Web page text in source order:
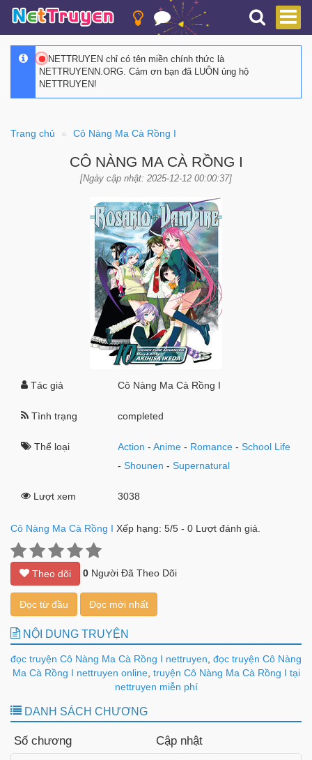
NETTRUYEN chỉ có tên miền chính thức là
NETTRUYENN.ORG. Cảm ơn bạn đã LUÔN ủng hộ
NETTRUYEN!
Trang chủ Cô Nàng Ma Cà Rồng I
CÔ NÀNG MA CÀ RỒNG I
[Ngày cập nhật: 2025-12-12 00:00:37]
Tác giả Cô Nàng Ma Cà Rồng I
Tình trạng completed
Thể loại Action -Anime - Romance -School Life
-Shounen -Supernatural
Lượt xem 3038
Cô Nàng Ma Cà Rồng I Xếp hạng: 5/5 - 0 Lượt đánh giá.
Theo dõi 0 Người Đã Theo Dõi
Đọc từ đầu Đọc mới nhất
NỘI DUNG TRUYỆN
đọc truyện Cô Nàng Ma Cà Rồng I nettruyen đọc truyện Cô Nàng
Ma Cà Rồng I nettruyen online, truyện Cô Nàng Ma Cà Rồng I tại
nettruyen miễn phí
DANH SÁCH CHƯƠNG
Số chương Cập nhật